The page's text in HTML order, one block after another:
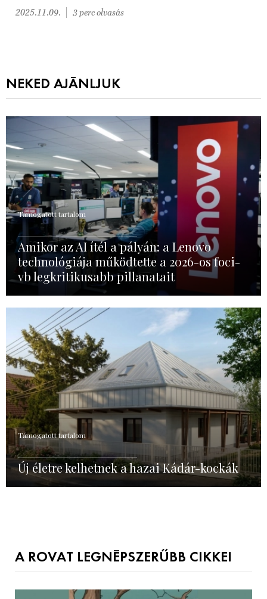
2025.11.09. 3 perc olvasás
NEKED AJÁNLJUK
Támogatott tartalom
Amikor az AI ítél a pályán: a Lenovo
technológiája működtette a 2026-os foci-
vb legkritikusabb pillanatait
Támogatott tartalom
Új életre kelhetnek a hazai Kádár-kockák
A ROVAT LEGNÉPSZERŰBB CIKKEI